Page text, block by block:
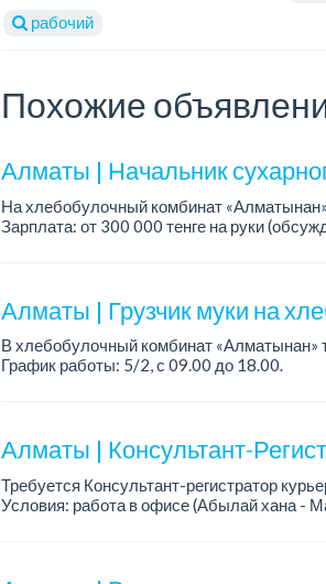
рабочий
Похожие
Алматы | Начальник
На хлебобулочный комбинат
Зарплата: от 300 000 тенге на руки
Алматы | Грузчик муки на
В хлебобулочный комбинат «Алматынан»
График работы: 5/2, с 09.00 до 18.00.
Алматы | Консультант-
Требуется Консультант-регистратор
Условия: работа в офисе (Абылай хана -